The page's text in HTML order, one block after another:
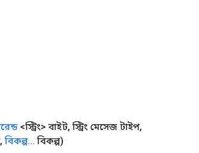
<স্ট্রিং> বাইট, স্ট্রিং মেসেজ টাইপ,
, বিকল্প... বিকল্প)